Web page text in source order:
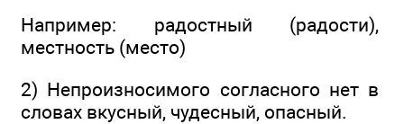
Например: радостный (радости),
местность (место)
2) Непроизносимого согласного нет в
словах вкусный, чудесный, опасный.